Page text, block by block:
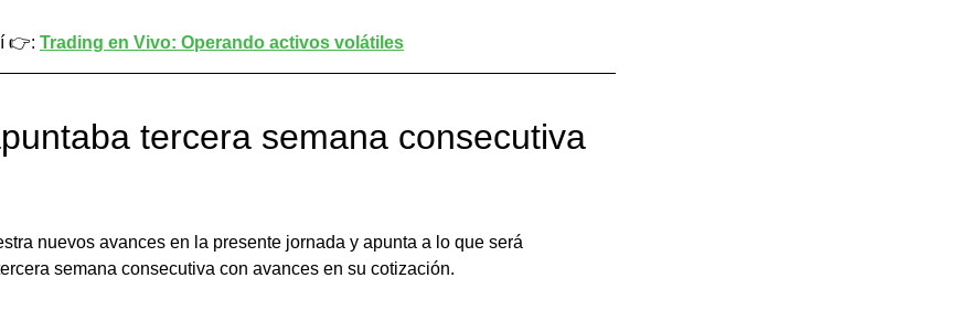
👉: Trading en Vivo: Operando activos volátiles
tercera semana consecutiva
nuevos avances en la presente jornada y apunta a lo que será
semana consecutiva con avances en su cotización.